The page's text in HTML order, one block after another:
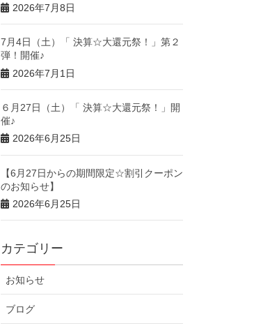
2026年7月8日
7月4日（土）「 決算☆大還元祭！」第２
弾！開催♪
2026年7月1日
６月27日（土）「 決算☆大還元祭！」開
催♪
2026年6月25日
【6月27日からの期間限定☆割引クーポン
のお知らせ】
2026年6月25日
カテゴリー
お知らせ
ブログ